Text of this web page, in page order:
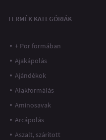
TERMÉK KATEGÓRIÁK
+ Por formában
Ajakápolás
Ajándékok
Alakformálás
Aminosavak
Arcápolás
Aszalt, szárított